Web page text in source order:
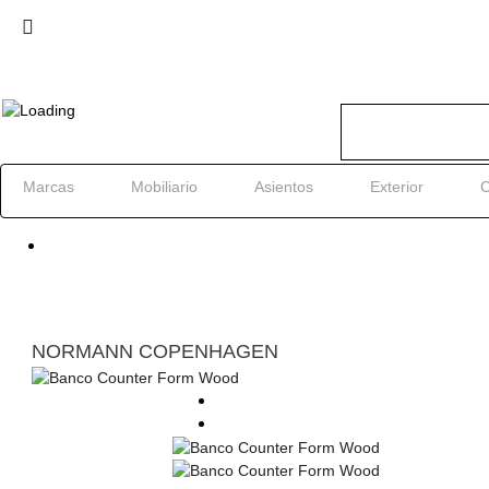
Marcas
Mobiliario Asientos Exterior
NORMANN COPENHAGEN